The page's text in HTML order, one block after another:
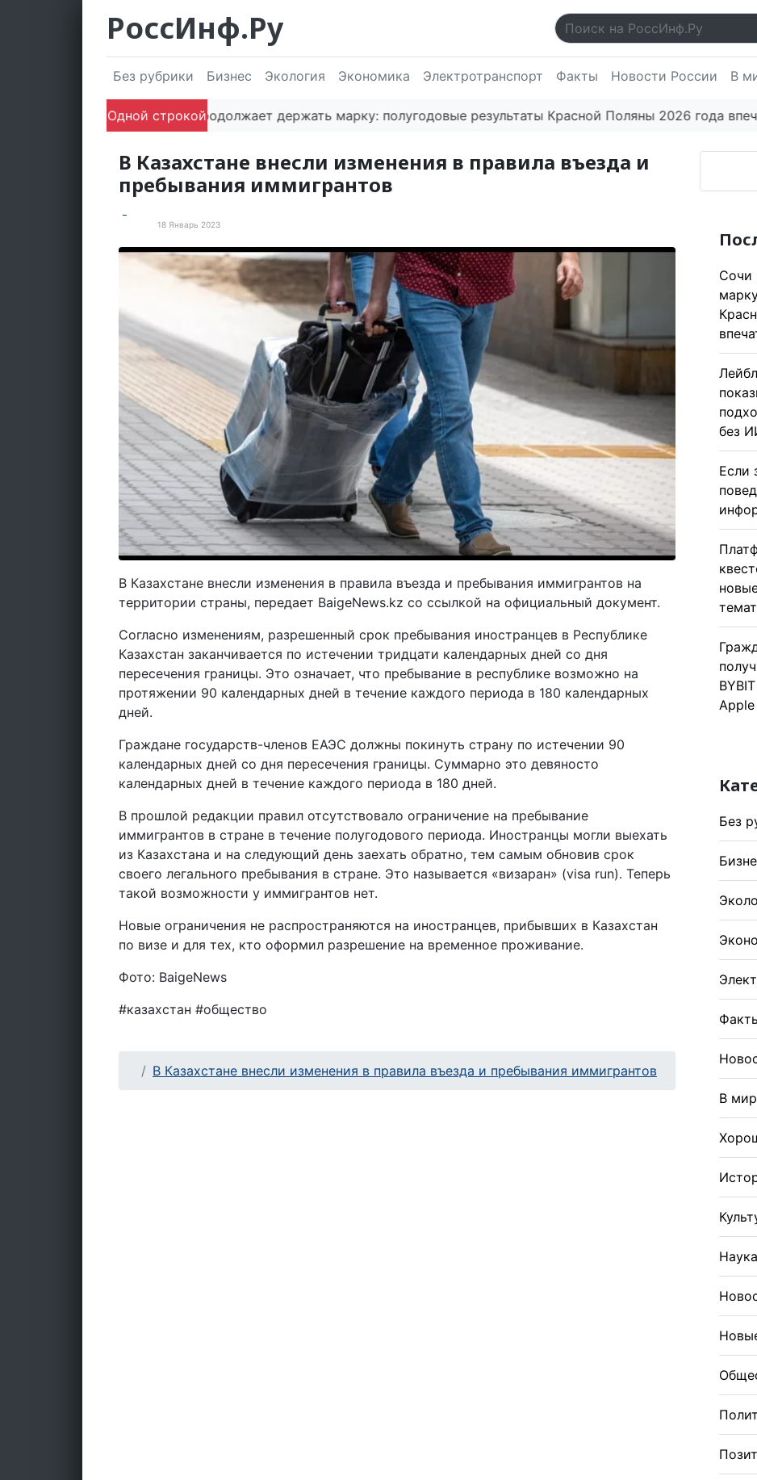
РоссИнф.Ру
Без рубрики Бизнес Экология Экономика Электротранспорт Факты Новости России В
Одной строкой
Сочи продолжает держать марку: полугодовые результаты Красной Поляны 2026 года
В Казахстане внесли изменения в правила въезда и
пребывания иммигрантов
18 Январь 2023
В Казахстане внесли изменения в правила въезда и пребывания иммигрантов на
территории страны, передает BaigeNews.kz со ссылкой на официальный документ.
Согласно изменениям, разрешенный срок пребывания иностранцев в Республике
Казахстан заканчивается по истечении тридцати календарных дней со дня
пересечения границы. Это означает, что пребывание в республике возможно на
протяжении 90 календарных дней в течение каждого периода в 180 календарных
дней.
Граждане государств-членов ЕАЭС должны покинуть страну по истечении 90
календарных дней со дня пересечения границы. Суммарно это девяносто
календарных дней в течение каждого периода в 180 дней.
В прошлой редакции правил отсутствовало ограничение на пребывание
иммигрантов в стране в течение полугодового периода. Иностранцы могли выехать
из Казахстана и на следующий день заехать обратно, тем самым обновив срок
своего легального пребывания в стране. Это называется «визаран» (visa run). Теперь
такой возможности у иммигрантов нет.
Новые ограничения не распространяются на иностранцев, прибывших в Казахстан
по визе и для тех, кто оформил разрешение на временное проживание.
Фото: BaigeNews
#казахстан #общество
В Казахстане внесли изменения в правила въезда и пребывания иммигрантов
Сочи
без
Если
Без
В
Наука